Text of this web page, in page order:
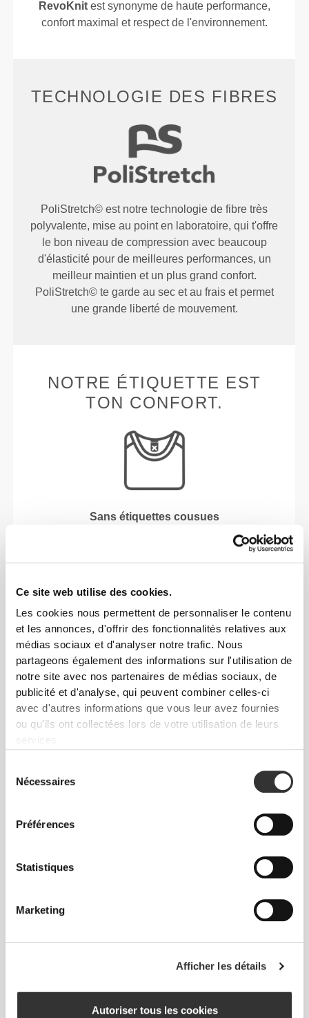
Ce site web utilise des cookies.
Les cookies nous permettent de personnaliser le contenu
et les annonces, d'offrir des fonctionnalités relatives aux
médias sociaux et d'analyser notre trafic. Nous
partageons également des informations sur l'utilisation de
notre site avec nos partenaires de médias sociaux, de
publicité et d'analyse, qui peuvent combiner celles-ci
avec d'autres informations que vous leur avez fournies
ou qu'ils ont collectées lors de votre utilisation de leurs
services.
Nécessaires
Préférences
Statistiques
Marketing
Afficher les détails
Autoriser tous les cookies
RevoKnitest synonyme de haute performance,
confort maximal et respect de l'environnement.
TECHNOLOGIE DES FIBRES
PoliStretch© est notre technologie de fibre très
polyvalente, mise au point en laboratoire, qui t'offre
le bon niveau de compression avec beaucoup
d'élasticité pour de meilleures performances, un
meilleur maintien et un plus grand confort.
PoliStretch© te garde au sec et au frais et permet
une grande liberté de mouvement.
NOTRE ÉTIQUETTE EST
TON CONFORT.
Sans étiquettes cousues
Nos vêtements sont synonymes de confort. Nous
avons opté pour une approche qui laisse une réelle
L'absence d'étiquettes cousues vient renforcer la
sensation de confort en évitant les frottements
contre la peau.
CONSEILS POUR LES TAILLES
Cet article